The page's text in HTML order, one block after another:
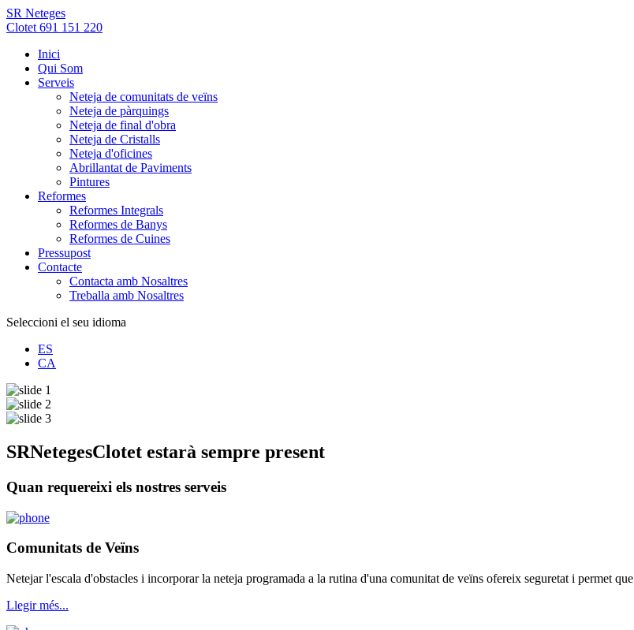
SR Neteges
Clotet 691 151 220
Inici
Qui Som
Serveis
Neteja de comunitats de veïns
Neteja de pàrquings
Neteja de final d'obra
Neteja de Cristalls
Neteja d'oficines
Abrillantat de Paviments
Pintures
Reformes
Reformes Integrals
Reformes de Banys
Reformes de Cuines
Pressupost
Contacte
Contacta amb Nosaltres
Treballa amb Nosaltres
Seleccioni el seu idioma
ES
CA
SRNetegesClotet estarà sempre present
Quan requereixi els nostres serveis
Comunitats de Veïns
Netejar l'escala d'obstacles i incorporar la neteja programada a la rutina d'una comunitat de veïns ofereix seguretat i permet
Llegir més...